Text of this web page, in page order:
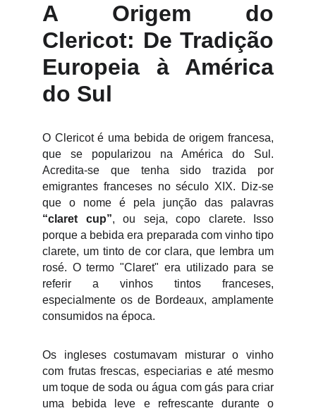
A Origem do
Clericot: De Tradição
Europeia à América
do Sul
O Clericot é uma bebida de origem francesa,
que se popularizou na América do Sul.
Acredita-se que tenha sido trazida por
emigrantes franceses no século XIX. Diz-se
que o nome é pela junção das palavras
“claret cup”, ou seja, copo clarete. Isso
porque a bebida era preparada com vinho tipo
clarete, um tinto de cor clara, que lembra um
rosé. O termo "Claret" era utilizado para se
referir a vinhos tintos franceses,
especialmente os de Bordeaux, amplamente
consumidos na época.
Os ingleses costumavam misturar o vinho
com frutas frescas, especiarias e até mesmo
um toque de soda ou água com gás para criar
uma bebida leve e refrescante durante o